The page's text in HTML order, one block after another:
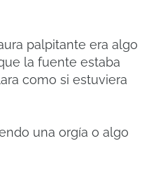
palpitante era algo
la fuente estaba
como si estuviera
una orgía o algo